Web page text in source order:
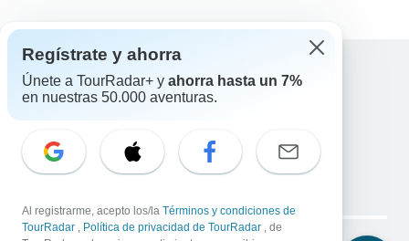
Ayuda
Correo electrónico: support@tourradar.com
Selecciona el idioma
Copyright © TourRadar. Todos los derechos reservados.
Regístrate y ahorra
Únete a TourRadar+ y ahorra hasta un 7%
en nuestras 50.000 aventuras.
Al registrarme, acepto los/la Términos y condiciones de
TourRadar , Política de privacidad de TourRadar , de